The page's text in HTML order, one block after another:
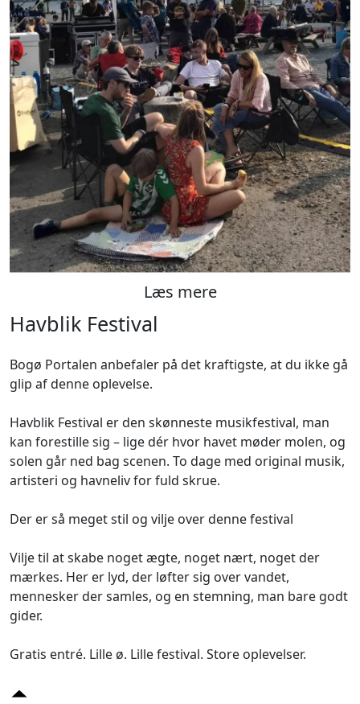
Læs mere
Havblik Festival
Bogø Portalen anbefaler på det kraftigste, at du ikke gå
glip af denne oplevelse.
Havblik Festival er den skønneste musikfestival, man
kan forestille sig – lige dér hvor havet møder molen, og
solen går ned bag scenen. To dage med original musik,
artisteri og havneliv for fuld skrue.
Der er så meget stil og vilje over denne festival
Vilje til at skabe noget ægte, noget nært, noget der
mærkes. Her er lyd, der løfter sig over vandet,
mennesker der samles, og en stemning, man bare godt
gider.
Gratis entré. Lille ø. Lille festival. Store oplevelser.